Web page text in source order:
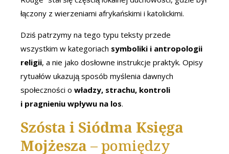
łączony z wierzeniami afrykańskimi i katolickimi.
Dziś patrzymy na tego typu teksty przede
wszystkim w kategoriach symboliki i antropologii
religii, a nie jako dosłowne instrukcje praktyk. Opisy
rytuałów ukazują sposób myślenia dawnych
społeczności o władzy, strachu, kontroli
i pragnieniu wpływu na los.
Szósta i Siódma Księga
Mojżesza– pomiędzy